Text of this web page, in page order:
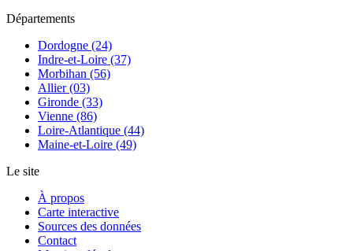
Départements
Dordogne (24)
Indre-et-Loire (37)
Morbihan (56)
Allier (03)
Gironde (33)
Vienne (86)
Loire-Atlantique (44)
Maine-et-Loire (49)
Le site
À propos
Carte interactive
Sources des données
Contact